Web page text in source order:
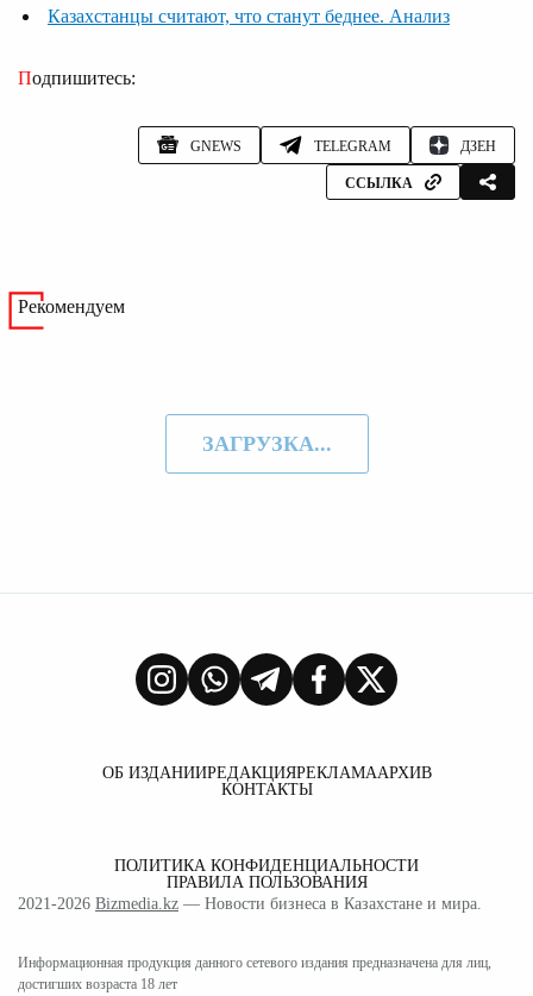
Казахстанцы считают, что станут беднее. Анализ
Подпишитесь:
GNEWS TELEGRAM ДЗЕН
ССЫЛКА
Рекомендуем
ЗАГРУЗКА...
ОБ ИЗДАНИИРЕДАКЦИЯРЕКЛАМААРХИВ
КОНТАКТЫ
ПОЛИТИКА КОНФИДЕНЦИАЛЬНОСТИ
ПРАВИЛА ПОЛЬЗОВАНИЯ
2021-2026 Bizmedia.kz — Новости бизнеса в Казахстане и мира.
Информационная продукция данного сетевого издания предназначена для лиц,
достигших возраста 18 лет